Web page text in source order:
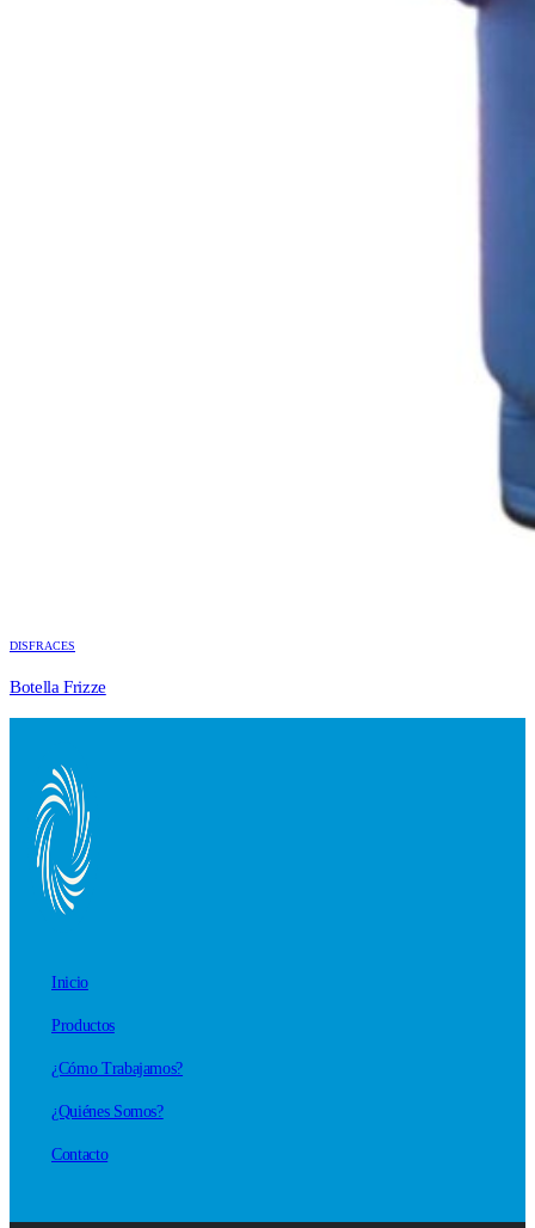
DISFRACES
Botella Frizze
Inicio
Productos
¿Cómo Trabajamos?
¿Quiénes Somos?
Contacto